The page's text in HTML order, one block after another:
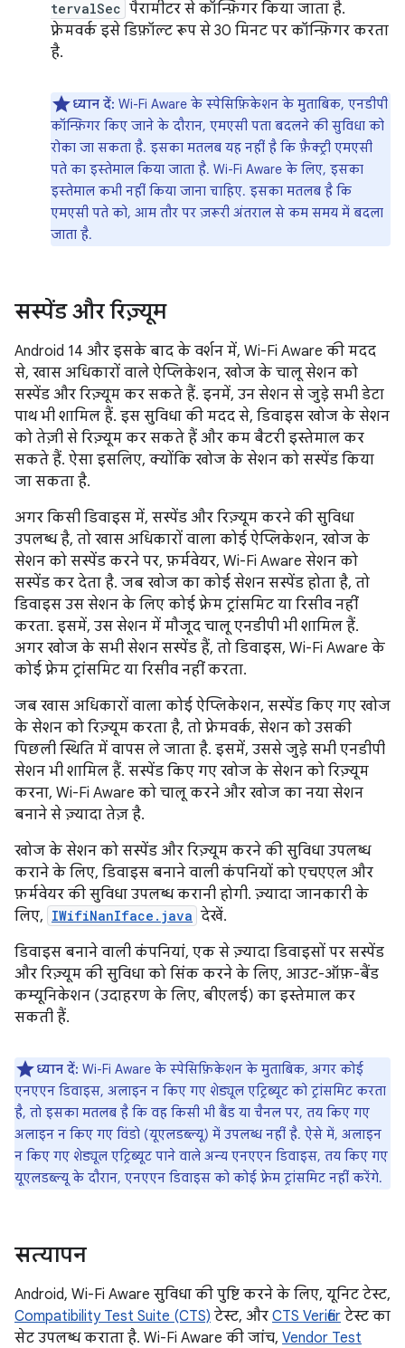
tervalSec पैरामीटर से कॉन्फ़िगर किया जाता है.
फ़्रेमवर्क इसे डिफ़ॉल्ट रूप से 30 मिनट पर कॉन्फ़िगर करता
है.
ध्यान दें: Wi-Fi Aware के स्पेसिफ़िकेशन के मुताबिक, एनडीपी
कॉन्फ़िगर किए जाने के दौरान, एमएसी पता बदलने की सुविधा को
रोका जा सकता है. इसका मतलब यह नहीं है कि फ़ैक्ट्री एमएसी
पते का इस्तेमाल किया जाता है. Wi-Fi Aware के लिए, इसका
इस्तेमाल कभी नहीं किया जाना चाहिए. इसका मतलब है कि
एमएसी पते को, आम तौर पर ज़रूरी अंतराल से कम समय में बदला
जाता है.
सस्पेंड और रिज़्यूम
Android 14 और इसके बाद के वर्शन में, Wi-Fi Aware की मदद
से, खास अधिकारों वाले ऐप्लिकेशन, खोज के चालू सेशन को
सस्पेंड और रिज़्यूम कर सकते हैं. इनमें, उन सेशन से जुड़े सभी डेटा
पाथ भी शामिल हैं. इस सुविधा की मदद से, डिवाइस खोज के सेशन
को तेज़ी से रिज़्यूम कर सकते हैं और कम बैटरी इस्तेमाल कर
सकते हैं. ऐसा इसलिए, क्योंकि खोज के सेशन को सस्पेंड किया
जा सकता है.
अगर किसी डिवाइस में, सस्पेंड और रिज़्यूम करने की सुविधा
उपलब्ध है, तो खास अधिकारों वाला कोई ऐप्लिकेशन, खोज के
सेशन को सस्पेंड करने पर, फ़र्मवेयर, Wi-Fi Aware सेशन को
सस्पेंड कर देता है. जब खोज का कोई सेशन सस्पेंड होता है, तो
डिवाइस उस सेशन के लिए कोई फ़्रेम ट्रांसमिट या रिसीव नहीं
करता. इसमें, उस सेशन में मौजूद चालू एनडीपी भी शामिल हैं.
अगर खोज के सभी सेशन सस्पेंड हैं, तो डिवाइस, Wi-Fi Aware के
कोई फ़्रेम ट्रांसमिट या रिसीव नहीं करता.
जब खास अधिकारों वाला कोई ऐप्लिकेशन, सस्पेंड किए गए खोज
के सेशन को रिज़्यूम करता है, तो फ़्रेमवर्क, सेशन को उसकी
पिछली स्थिति में वापस ले जाता है. इसमें, उससे जुड़े सभी एनडीपी
सेशन भी शामिल हैं. सस्पेंड किए गए खोज के सेशन को रिज़्यूम
करना, Wi-Fi Aware को चालू करने और खोज का नया सेशन
बनाने से ज़्यादा तेज़ है.
खोज के सेशन को सस्पेंड और रिज़्यूम करने की सुविधा उपलब्ध
कराने के लिए, डिवाइस बनाने वाली कंपनियों को एचएएल और
फ़र्मवेयर की सुविधा उपलब्ध करानी होगी. ज़्यादा जानकारी के
लिए, IWifiNanIface.java देखें.
डिवाइस बनाने वाली कंपनियां, एक से ज़्यादा डिवाइसों पर सस्पेंड
और रिज़्यूम की सुविधा को सिंक करने के लिए, आउट-ऑफ़-बैंड
कम्यूनिकेशन (उदाहरण के लिए, बीएलई) का इस्तेमाल कर
सकती हैं.
ध्यान दें: Wi-Fi Aware के स्पेसिफ़िकेशन के मुताबिक, अगर कोई
एनएएन डिवाइस, अलाइन न किए गए शेड्यूल एट्रिब्यूट को ट्रांसमिट करता
है, तो इसका मतलब है कि वह किसी भी बैंड या चैनल पर, तय किए गए
अलाइन न किए गए विंडो (यूएलडब्ल्यू) में उपलब्ध नहीं है. ऐसे में, अलाइन
न किए गए शेड्यूल एट्रिब्यूट पाने वाले अन्य एनएएन डिवाइस, तय किए गए
यूएलडब्ल्यू के दौरान, एनएएन डिवाइस को कोई फ़्रेम ट्रांसमिट नहीं करेंगे.
सत्यापन
Android, Wi-Fi Aware सुविधा की पुष्टि करने के लिए, यूनिट टेस्ट,
Compatibility Test Suite (CTS) टेस्ट, और CTS Verifier टेस्ट का
सेट उपलब्ध कराता है. Wi-Fi Aware की जांच, Vendor Test